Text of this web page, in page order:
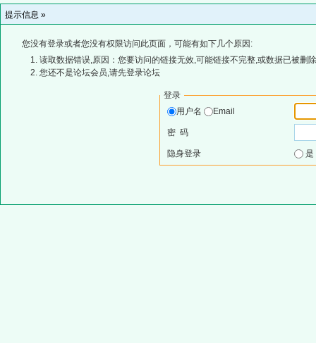
提示信息 »
您没有登录或者您没有权限访问此页面，可能有如下几个原因:
读取数据错误,原因：您要访问的链接无效,可能链接不完整,或数据已被删
您还不是论坛会员,请先登录论坛
登录
用户名
Email
密 码
隐身登录